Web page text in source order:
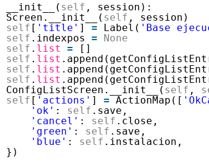
__init__( self , session):
Screen.__init__( self , session)
self [ 'title' ] = Label( 'Base
self .indexpos =
None
self . list =
[]
self . list
self . list
self . list
ConfigListScreen.__init__( self ,
self [ 'actions' ] = ActionMap([
'ok' : self .save,
'cancel' : self .close,
'green' : self .save,
'blue' : self .instalacion,
})